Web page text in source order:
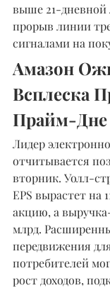
выше 21-
прорыв линии
сигналами на
Амазон
Всплеска
Прайм-Дне
Лидер
отчитывается
вторник. Уолл-
EPS вырастет на
акцию, а выручка-
млрд.
передвижения
потребителей
рост доходов,